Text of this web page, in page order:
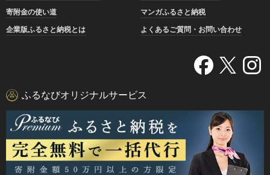
寄附金の使い道
マンガふるさと納税
企業版ふるさと納税とは
よくあるご質問・お問い合わせ
ふるなびオリジナルサービス